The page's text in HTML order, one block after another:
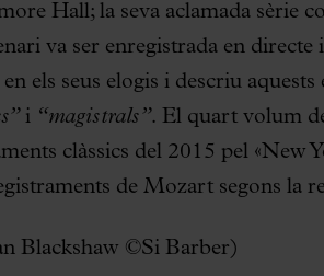
Hall; la seva aclamada sèrie
va ser enregistrada en
els seus elogis i descriu aquests
i “magistrals”. El quart volum
clàssics del 2015 pel «New
de Mozart segons la
Blackshaw ©Si Barber)